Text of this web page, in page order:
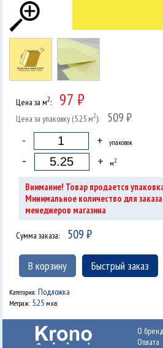
Цена за м2: 97 ₽
Цена за упаковку (5.25 м2): 509 ₽
- + упаковок
- + м2
Внимание! Товар продается
Минимальное количество для
менеджеров магазина
Сумма заказа: 509₽
В корзину Быстрый заказ
Категория: Подложка
Метраж: 5.25 м.кв.
О
Оплата